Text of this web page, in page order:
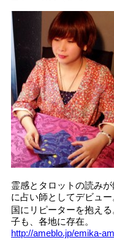
霊感とタロットの読み
に占い師としてデビュ
国にリピーターを抱え
子も、各地に存在。
http://ameblo.jp/emika-